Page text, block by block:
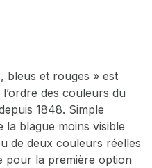
bleus et rouges » est
des couleurs du
1848. Simple
blague moins visible
de deux couleurs réelles
pour la première option